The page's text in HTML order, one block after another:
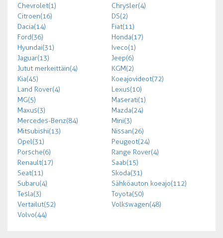
Chevrolet (1)
Chrysler (4)
Citroen (16)
DS (2)
Dacia (14)
Fiat (11)
Ford (36)
Honda (17)
Hyundai (31)
Iveco (1)
Jaguar (13)
Jeep (6)
Jutut merkeittäin (4)
KGM (2)
Kia (45)
Koeajovideot (72)
Land Rover (4)
Lexus (10)
MG (5)
Maserati (1)
Maxus (3)
Mazda (24)
Mercedes-Benz (84)
Mini (3)
Mitsubishi (13)
Nissan (26)
Opel (31)
Peugeot (24)
Porsche (6)
Range Rover (4)
Renault (17)
Saab (15)
Seat (11)
Skoda (31)
Subaru (4)
Sähköauton koeajo (112)
Tesla (3)
Toyota (50)
Vertailut (52)
Volkswagen (48)
Volvo (44)